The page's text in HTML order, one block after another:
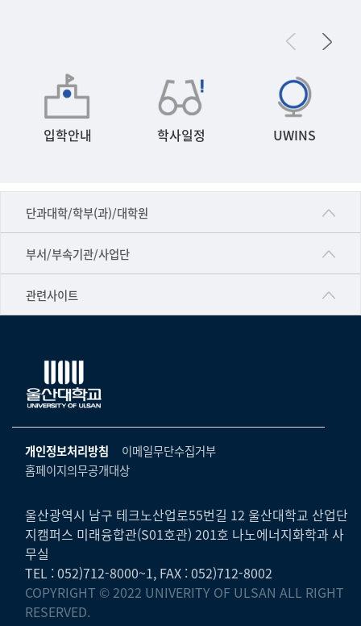
입학안내 학사일정 UWINS
단과대학/학부(과)/대학원
■인문대학
▷국어국문학부
▷일본어·일본학과
▷프랑스어·프랑스학과
▷스페인·중남미학과
▷철학·상담학과
■사회과학대학
▷사회과학부
ㆍ경제학전공
ㆍ행정학전공
ㆍ국제관계학전공
부서/부속기관/사업단
공동기기센터
공학교육혁신센터
국제교류처
기초과학연구소
물리BK 미래혁신응집물질물리인재교육연구단
미래기술혁신융합형인재양성센터
반구대암각화유적보존연구소
보육교사교육원
산학연협력선도대학육성사업(LINC3.0)사업단
관련사이트
건강가정지원센터
교수협의회
노동조합
생명윤리위원회
온라인 기술거래 플랫폼
울산대신문
울산대학교병원
캠퍼스안전관리
UCLASS
개인정보처리방침
이메일무단수집거부
홈페이지의무공개대상
울산광역시 남구 테크노산업로55번길 12 울산대학교 산업단
지캠퍼스 미래융합관(S01호관) 201호 나노에너지화학과 사
무실
TEL : 052)712-8000~1, FAX : 052)712-8002
COPYRIGHT © 2022 UNIVERITY OF ULSAN ALL RIGHT
RESERVED.